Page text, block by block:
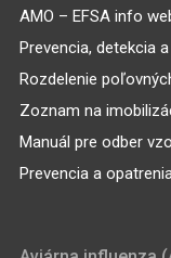
AMO – EFSA info
Prevencia, detekcia
Rozdelenie
Zoznam na
Manuál pre odber
Prevencia a